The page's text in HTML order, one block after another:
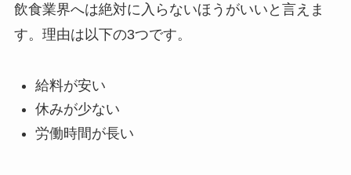
飲食業界へは絶対に入らないほうがいいと言えま
す。理由は以下の3つです。
給料が安い
休みが少ない
労働時間が長い